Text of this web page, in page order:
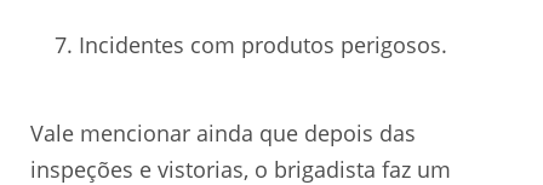
Incidentes com produtos perigosos.
Vale mencionar ainda que depois das
inspeções e vistorias, o brigadista faz um